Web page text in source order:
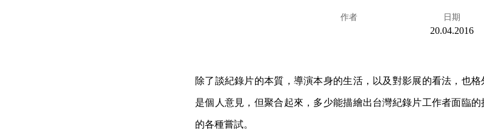
作者 日期
20.04.2016
除了談紀錄片的本質，導演本身的生活，以及對影展的看法，也
是個人意見，但聚合起來，多少能描繪出台灣紀錄片工作者面臨
的各種嘗試。